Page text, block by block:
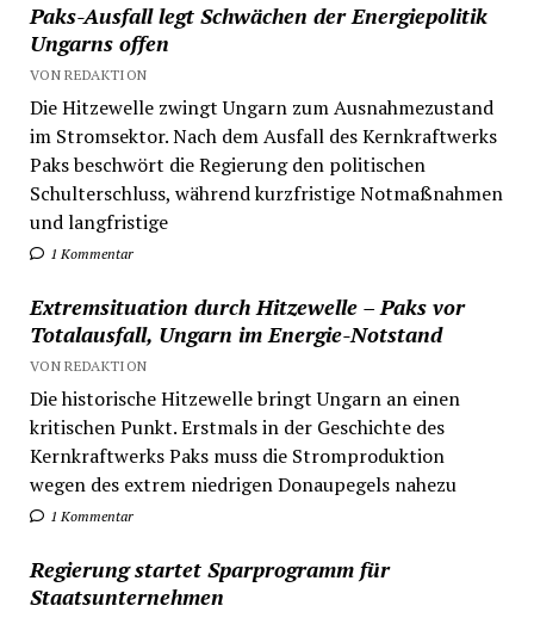
Paks-Ausfall legt Schwächen der Energiepolitik
Ungarns offen
VON REDAKTION
Die Hitzewelle zwingt Ungarn zum Ausnahmezustand
im Stromsektor. Nach dem Ausfall des Kernkraftwerks
Paks beschwört die Regierung den politischen
Schulterschluss, während kurzfristige Notmaßnahmen
und langfristige
1 Kommentar
Extremsituation durch Hitzewelle – Paks vor
Totalausfall, Ungarn im Energie-Notstand
VON REDAKTION
Die historische Hitzewelle bringt Ungarn an einen
kritischen Punkt. Erstmals in der Geschichte des
Kernkraftwerks Paks muss die Stromproduktion
wegen des extrem niedrigen Donaupegels nahezu
1 Kommentar
Regierung startet Sparprogramm für
Staatsunternehmen